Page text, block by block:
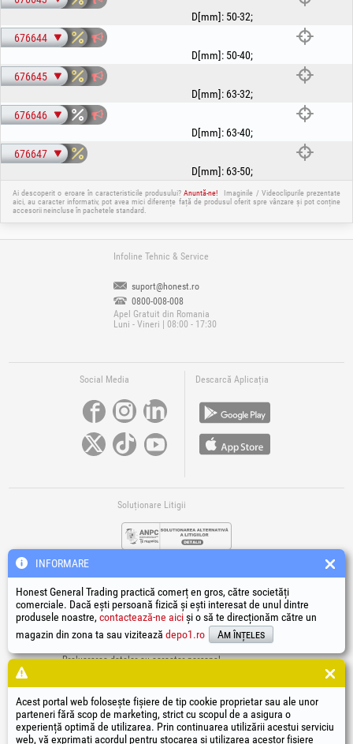
D[mm]: 50-32;
676644
D[mm]: 50-40;
676645
D[mm]: 63-32;
676646
D[mm]: 63-40;
676647
D[mm]: 63-50;
Ai descoperit o eroare în caracteristicile produsului?Anuntă-ne!
Imaginile / Videoclipurile prezentate
aici, au caracter informativ, pot avea mici diferențe față de produsul oferit spre vânzare și pot conține
accesorii neincluse în pachetele standard.
Infoline Tehnic & Service
suport@honest.ro
0800-008-008
Apel Gratuit din Romania
Luni - Vineri | 08:00 - 17:30
Social Media Descarcă Aplicația
Soluționare Litigii
Legături Utile
Prelucrarea datelor cu caracter personal
Datele de identificare ale societății
Autoritatea națională pentru protecția consumatorilor
Soluționarea online a litigiilor
® ® ® ® ® ® ®
INFORMARE
Honest General Trading practică comerț en gros, către societăți
comerciale. Dacă ești persoană fizică și ești interesat de unul dintre
produsele noastre, contactează-ne aiciși o să te direcționăm către un
magazin din zona ta sau vizitează depo1.ro Am înțeles
Acest portal web folosește fișiere de tip cookie proprietar sau ale unor
parteneri fără scop de marketing, strict cu scopul de a asigura o
experiență optimă de utilizarea. Prin continuarea utilizării acestui serviciu
web, vă exprimați acordul pentru stocarea și utilizarea acestor fișiere